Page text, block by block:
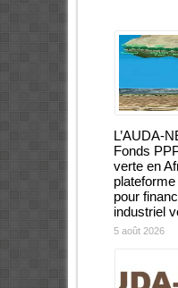
L’AUDA-
Fonds
verte en
pour
industriel
5 août 2026